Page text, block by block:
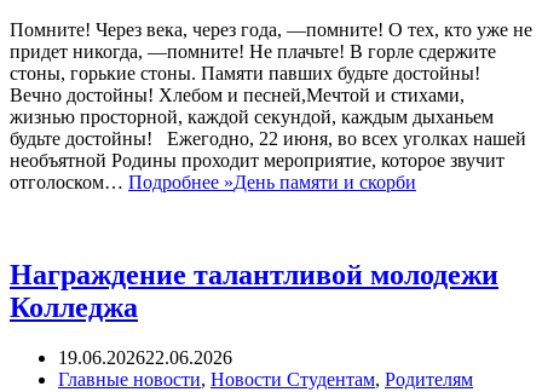
Помните! Через века, через года, —помните! О тех, кто уже не
придет никогда, —помните! Не плачьте! В горле сдержите
стоны, горькие стоны. Памяти павших будьте достойны!
Вечно достойны! Хлебом и песней,Мечтой и стихами,
жизнью просторной, каждой секундой, каждым дыханьем
будьте достойны! Ежегодно, 22 июня, во всех уголках нашей
необъятной Родины проходит мероприятие, которое звучит
отголоском… Подробнее »День памяти и скорби
Награждение талантливой молодежи
Колледжа
19.06.202622.06.2026
Главные новости, Новости Студентам, Родителям